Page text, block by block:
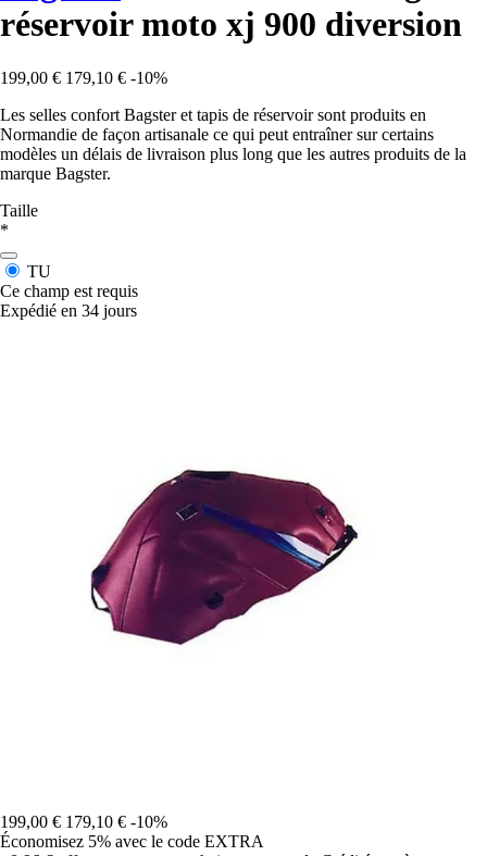
réservoir moto xj 900 diversion
199,00 € 179,10 € -10%
Les selles confort Bagster et tapis de réservoir sont produits en
Normandie de façon artisanale ce qui peut entraîner sur certains
modèles un délais de livraison plus long que les autres produits de la
marque Bagster.
Taille
*
TU
Ce champ est requis
Expédié en 34 jours
199,00 € 179,10 € -10%
Économisez 5% avec le code EXTRA